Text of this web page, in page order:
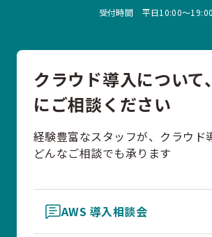
受付時間 平日10:00〜19:00
クラウド導入について
にご相談ください
経験豊富なスタッフが、クラウド
どんなご相談でも承ります
AWS 導入相談会